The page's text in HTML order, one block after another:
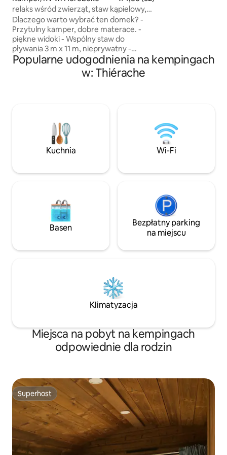
relaks wśród zwierząt, staw kąpielowy,
tandem, przyroda
Dlaczego warto wybrać ten domek? -
Przytulny kamper, dobre materace. -
piękne widoki - Wspólny staw do
pływania 3 m x 11 m, nieprywatny -
Nieograniczony dostęp do zwierząt -
Podgrzewany prysznic na zewnątrz -
natura - zdrowe powietrze – Możliwość
wszystko to do Twojej wyłącznej
dyspozycji. Do dyspozycji gości jest
lodówka, kawa, herbata i czajnik. Spokój,
przyroda i zwierzęta są tutaj
niedozwolone. Sprzątanie wykonujemy
my. Śniadanie nie
Popularne udogodnienia na kempingach
w: Thiérache
Kuchnia Wi-Fi
Basen
Bezpłatny parking
na miejscu
Klimatyzacja
Miejsca na pobyt na kempingach
odpowiednie dla rodzin
Superhost
Superhost